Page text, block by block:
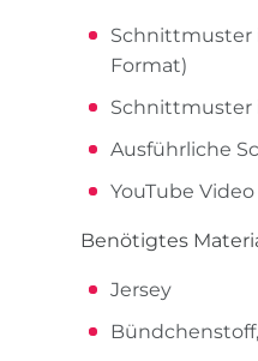
Schnittmuster
Format)
Schnittmuster
Ausführliche
YouTube
Benötigtes
Jersey